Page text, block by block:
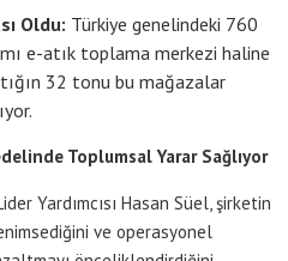
Oldu: Türkiye genelindeki 760
e-atık toplama merkezi haline
32 tonu bu mağazalar
Toplumsal Yarar Sağlıyor
Yardımcısı Hasan Süel, şirketin
ve operasyonel